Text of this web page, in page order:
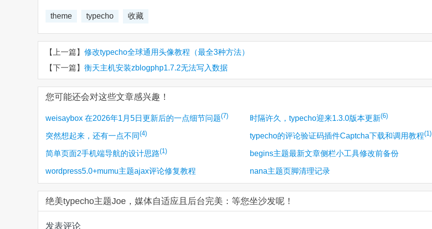
theme typecho 收藏
【上一篇】 修改typecho全球通用头像教程（最全3种方法）
【下一篇】 衡天主机安装zblogphp1.7.2无法写入数据
您可能还会对这些文章感兴趣！
weisaybox 在2026年1月5日更新后的一点细节问题(7) 时隔许久，typecho迎来1.3.0版本更新(6)
突然想起来，还有一点不同 (4) typecho的评论验证码插件Captcha下载和调用教程(1)
简单页面2手机端导航的设计思路(1) begins主题最新文章侧栏小工具修改前备份
wordpress5.0+mumu主题ajax评论修复教程 nana主题页脚清理记录
绝美typecho主题Joe，媒体自适应且后台完美：等您坐沙发呢！
发表评论